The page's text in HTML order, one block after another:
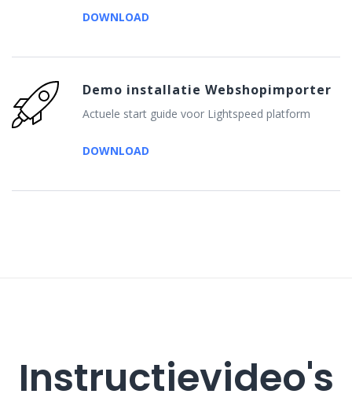
DOWNLOAD
Demo installatie Webshopimporter
Actuele start guide voor Lightspeed platform
DOWNLOAD
Instructievideo's